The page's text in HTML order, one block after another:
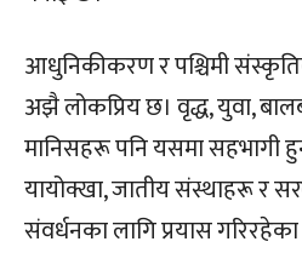
आधुनिकीकरण र पश्चिमी
अझै लोकप्रिय छ। वृद्ध, युवा,
मानिसहरू पनि यसमा सहभागी
यायोक्खा, जातीय संस्थाहरू र
संवर्धनका लागि प्रयास